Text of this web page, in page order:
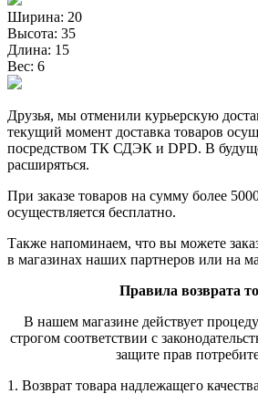
Ширина: 20
Высота: 35
Длина: 15
Вес: 6
Друзья, мы отменили курьерскую
текущий момент доставка товаров
посредством ТК СДЭК и DPD. В
расширяться.
При заказе товаров на сумму более
осуществляется бесплатно.
Также напоминаем, что вы можете
в магазинах наших партнеров или на
Правила возврата
В нашем магазине действует
строгом соответствии с
защите прав
1. Возврат товара надлежащего качества